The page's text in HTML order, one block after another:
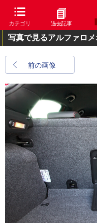
カテゴリ 過去記事
写真で見るアルファロメ
前の画像